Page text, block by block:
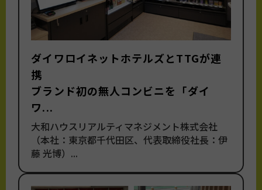
ダイワロイネットホテルズとTTGが連
携
ブランド初の無人コンビニを「ダイ
ワ...
大和ハウスリアルティマネジメント株式会社
（本社：東京都千代田区、代表取締役社長：伊
藤 光博）...